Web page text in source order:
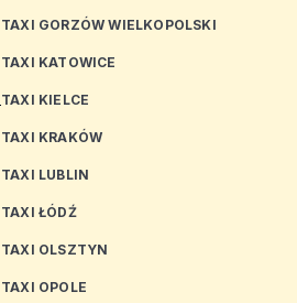
TAXI GORZÓW WIELKOPOLSKI
TAXI KATOWICE
TAXI KIELCE
TAXI KRAKÓW
TAXI LUBLIN
TAXI ŁÓDŹ
TAXI OLSZTYN
TAXI OPOLE